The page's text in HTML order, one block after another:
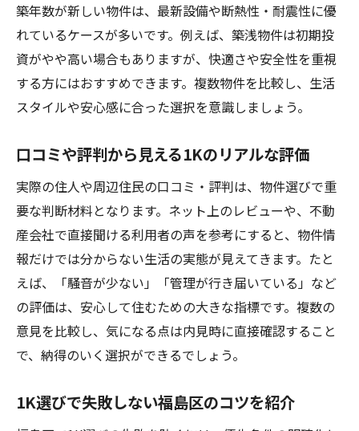
築年数が新しい物件は、最新設備や断熱性・耐震性に優
れているケースが多いです。例えば、築浅物件は初期投
資がやや高い場合もありますが、快適さや安全性を重視
する方にはおすすめできます。複数物件を比較し、生活
スタイルや安心感に合った選択を意識しましょう。
口コミや評判から見える1Kのリアルな評価
実際の住人や周辺住民の口コミ・評判は、物件選びで重
要な判断材料となります。ネット上のレビューや、不動
産会社で直接聞ける利用者の声を参考にすると、物件情
報だけでは分からない生活の実態が見えてきます。たと
えば、「騒音が少ない」「管理が行き届いている」など
の評価は、安心して住むための大きな指標です。複数の
意見を比較し、気になる点は内見時に直接確認すること
で、納得のいく選択ができるでしょう。
1K選びで失敗しない福島区のコツを紹介